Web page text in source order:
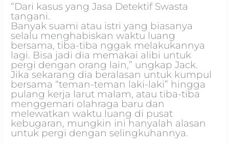
“Dari kasus yang Jasa Detektif Swasta
tangani.
Banyak suami atau istri yang biasanya
selalu menghabiskan waktu luang
bersama, tiba-tiba nggak melakukannya
lagi. Bisa jadi dia memakai alibi untuk
pergi dengan orang lain,” ungkap Jack.
Jika sekarang dia beralasan untuk kumpul
bersama “teman-teman laki-laki” hingga
pulang kerja larut malam, atau tiba-tiba
menggemari olahraga baru dan
melewatkan waktu luang di pusat
kebugaran, mungkin ini hanyalah alasan
untuk pergi dengan selingkuhannya.